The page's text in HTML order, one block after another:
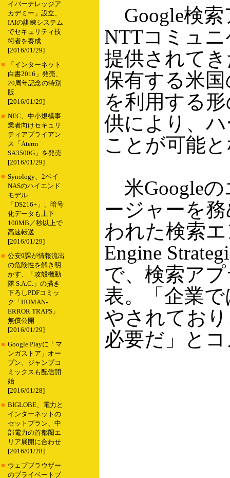
イバーナレッジア
カデミー」設立、
IAIの訓練システム
でセキュリティ技
術者を養成
[2016/01/29]
■
「インターネット
白書2016」発売、
20周年記念の特別
版
[2016/01/29]
■ NEC、中小規模事
業者向けセキュリ
ティアプライアン
ス「Aterm
SA3500G」を発売
[2016/01/29]
■ Synology、2ベイ
NASのハイエンド
モデル
「DS216+」、暗号
化データも上下
100MB／秒以上で
高速転送
[2016/01/29]
■ 公安9課が情報流出
の危険性を解き明
かす、「攻殻機動
隊 S.A.C.」の描き
下ろしPDFコミッ
ク「HUMAN-
ERROR TRAPS」
無償公開
[2016/01/29]
■ Google Playに「マ
ンガストア」オー
プン、ジャンプコ
ミックスも配信開
始
[2016/01/28]
■ BIGLOBE、電力と
インターネットの
セットプラン、中
部電力の首都圏エ
リア展開に合わせ
[2016/01/28]
■ ウェブブラウザー
のプライベートブ
Google検索
NTTコミュ
提供されて
保有する米
を利用する
供により、
ことが可能
米Googleの
ージャーを
われた検索
Engine
で、検索ア
表。「企業
やされてお
必要だ」と